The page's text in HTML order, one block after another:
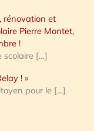
rénovation et
Pierre Montet,
!
scolaire […]
! »
pour le […]